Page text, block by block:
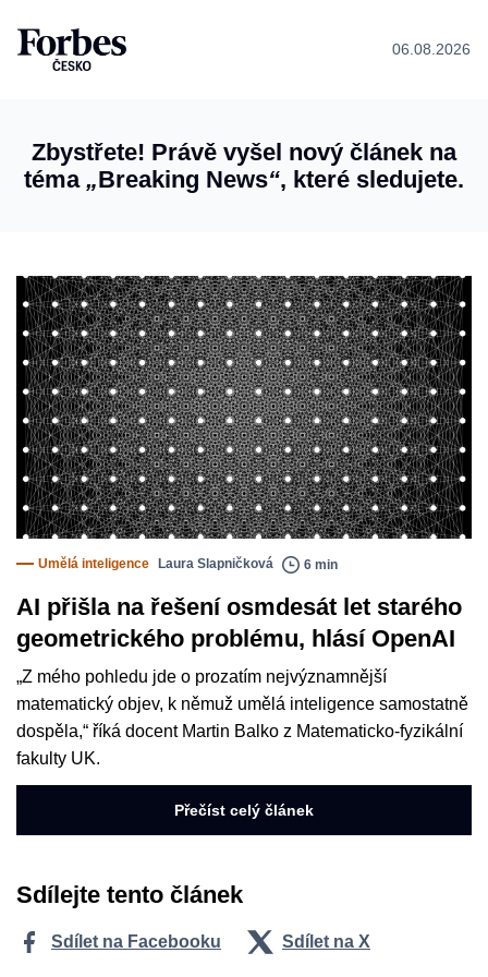
06.08.2026
Zbystřete! Právě vyšel nový článek na
téma „Breaking News“, které sledujete.
Umělá inteligence Laura Slapničková 6 min
AI přišla na řešení osmdesát let starého
geometrického problému, hlásí OpenAI
„Z mého pohledu jde o prozatím nejvýznamnější
matematický objev, k němuž umělá inteligence samostatně
dospěla,“ říká docent Martin Balko z Matematicko-fyzikální
fakulty UK.
Přečíst celý článek
Sdílejte tento článek
Sdílet na Facebooku Sdílet na X